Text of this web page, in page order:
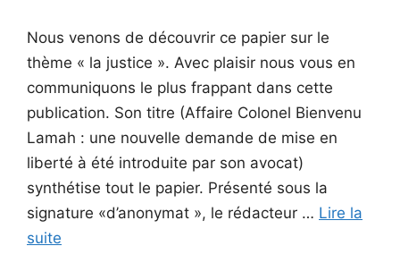
Nous venons de découvrir ce papier sur le
thème « la justice ». Avec plaisir nous vous en
communiquons le plus frappant dans cette
publication. Son titre (Affaire Colonel Bienvenu
Lamah : une nouvelle demande de mise en
liberté à été introduite par son avocat)
synthétise tout le papier. Présenté sous la
signature «d’anonymat », le rédacteur … Lire la
suite